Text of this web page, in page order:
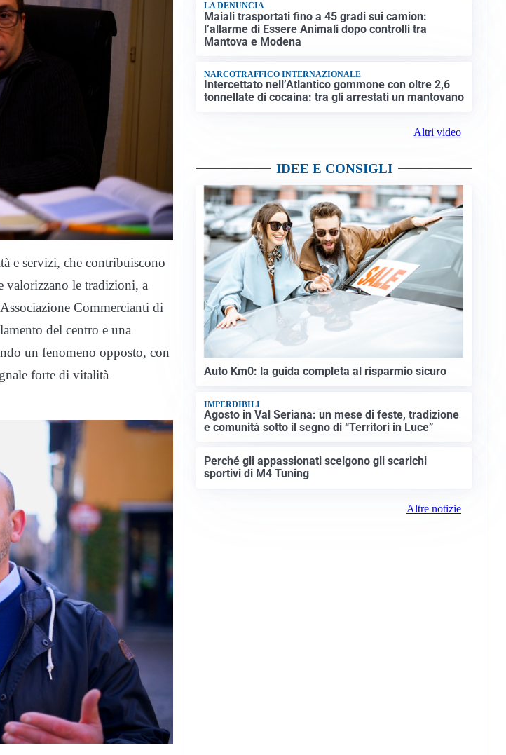
e servizi, che contribuiscono
valorizzano le tradizioni, a
Commercianti di
del centro e una
un fenomeno opposto, con
forte di vitalità
LA DENUNCIA
Maiali trasportati fino a 45 gradi sui camion:
l’allarme di Essere Animali dopo controlli tra
Mantova e Modena
NARCOTRAFFICO INTERNAZIONALE
Intercettato nell’Atlantico gommone con oltre 2,6
tonnellate di cocaina: tra gli arrestati un mantovano
Altri video
IDEE E CONSIGLI
Auto Km0: la guida completa al risparmio sicuro
IMPERDIBILI
Agosto in Val Seriana: un mese di feste, tradizione
e comunità sotto il segno di “Territori in Luce”
Perché gli appassionati scelgono gli scarichi
sportivi di M4 Tuning
Altre notizie